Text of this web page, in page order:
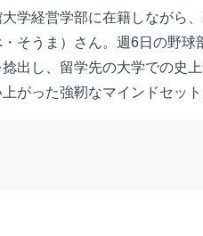
学経営学部に在籍しながら
そうま）さん。週6日の野
出し、留学先の大学での史
がった強靭なマインドセット